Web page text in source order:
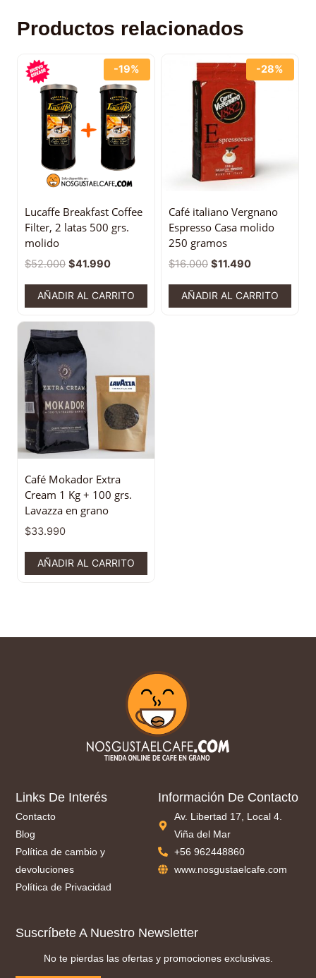
Productos relacionados
-19%
Lucaffe Breakfast Coffee
Filter, 2 latas 500 grs.
molido
$52.000 $41.990
AÑADIR AL CARRITO
-28%
Café italiano Vergnano
Espresso Casa molido
250 gramos
$16.000 $11.490
AÑADIR AL CARRITO
Café Mokador Extra
Cream 1 Kg + 100 grs.
Lavazza en grano
$33.990
AÑADIR AL CARRITO
Links De Interés
Contacto
Blog
Política de cambio y
devoluciones
Política de Privacidad
Información De Contacto
Av. Libertad 17, Local 4.
Viña del Mar
+56 962448860
www.nosgustaelcafe.com
Suscríbete A Nuestro Newsletter
No te pierdas las ofertas y promociones exclusivas.